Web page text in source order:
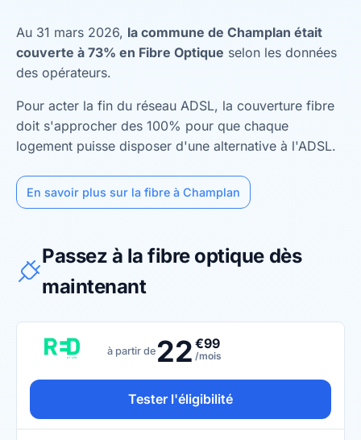
Au 31 mars 2026, la commune de Champlan était
couverte à 73% en Fibre Optique selon les données
des opérateurs.
Pour acter la fin du réseau ADSL, la couverture fibre
doit s'approcher des 100% pour que chaque
logement puisse disposer d'une alternative à l'ADSL.
En savoir plus sur la fibre à Champlan
Passez à la fibre optique dès
maintenant
à partir de 22 €99
/mois
Tester l'éligibilité